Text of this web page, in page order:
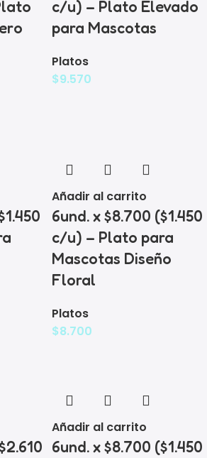
c/u) – Plato Elevado
para Mascotas
Platos
$9.570
Añadir al carrito
6und. x $8.700 ($1.450
c/u) – Plato para
Mascotas Diseño
Floral
Platos
$8.700
Añadir al carrito
6und. x $8.700 ($1.450